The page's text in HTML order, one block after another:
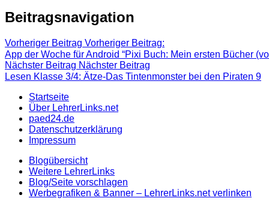
Beitragsnavigation
Vorheriger Beitrag Vorheriger Beitrag:
App der Woche für Android “Pixi Buch: Mein ersten Bücher
Nächster Beitrag Nächster Beitrag
Lesen Klasse 3/4: Ätze-Das Tintenmonster bei den Piraten 9
Startseite
Über LehrerLinks.net
paed24.de
Datenschutzerklärung
Impressum
Blogübersicht
Weitere LehrerLinks
Blog/Seite vorschlagen
Werbegrafiken & Banner – LehrerLinks.net verlinken